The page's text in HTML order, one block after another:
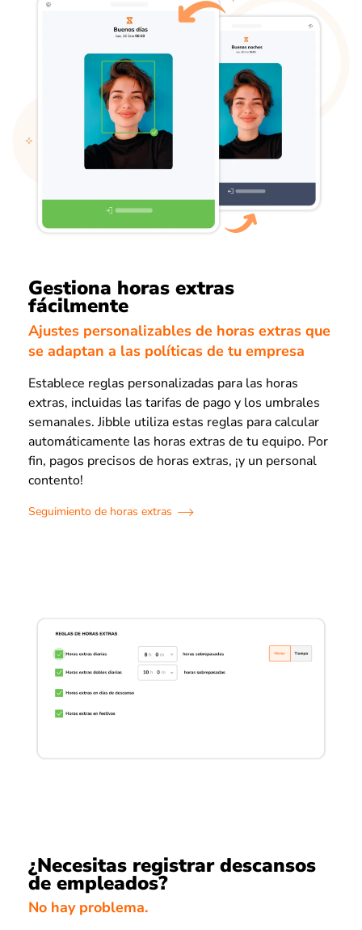
Gestiona horas extras
fácilmente
Ajustes personalizables de horas extras que
se adaptan a las políticas de tu empresa
Establece reglas personalizadas para las horas
extras, incluidas las tarifas de pago y los umbrales
semanales. Jibble utiliza estas reglas para calcular
automáticamente las horas extras de tu equipo. Por
fin, pagos precisos de horas extras, ¡y un personal
contento!
Seguimiento de horas extras
¿Necesitas registrar descansos
de empleados?
No hay problema.